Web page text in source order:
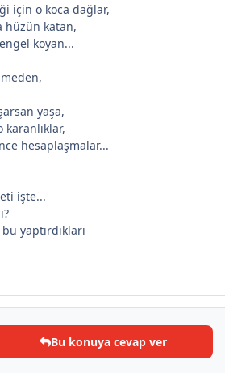
için o koca dağlar,
hüzün katan,
koyan...
yaşa,
hesaplaşmalar...
işte...
yaptırdıkları
Bu konuya cevap ver